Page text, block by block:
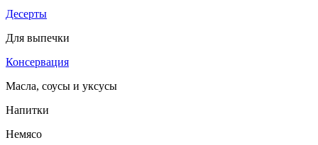
Десерты
Для выпечки
Консервация
Масла, соусы и уксусы
Напитки
Немясо